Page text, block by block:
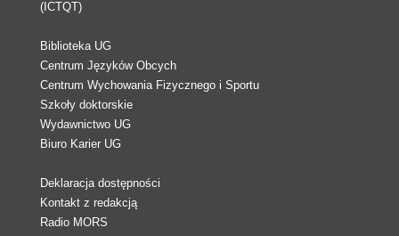
(ICTQT)
Biblioteka UG
Centrum Języków Obcych
Centrum Wychowania Fizycznego i Sportu
Szkoły doktorskie
Wydawnictwo UG
Biuro Karier UG
Deklaracja dostępności
Kontakt z redakcją
Radio MORS